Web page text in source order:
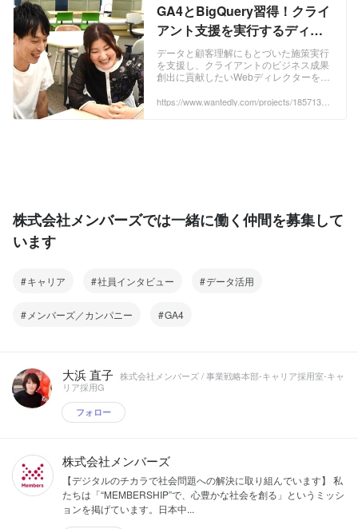
GA4とBigQuery習得！クライ
アント支援を実行するディレ
クター募集 - 株式会社メンバー
ズのWebディレクターの採用 -
Wantedly
データと顧客理解にもとづいた施策実行
を支援し、クライアントのビジネス成果
創出に貢献したいWebディレクターを募
https://www.wantedly.com/projects/1857138?
株式会社メンバーズでは一緒に働く仲間を募集して
います
キャリア 社員インタビュー データ活用
メンバーズ／カンパニー GA4
大浜 直子 株式会社メンバーズ / 事業戦略本部-キャリア採用室-キャ
リア採用G
フォロー
株式会社メンバーズ
【デジタルのチカラで社会問題への解決に取り組んでいます】 私
たちは「“MEMBERSHIP”で、心豊かな社会を創る」というミッシ
ョンを掲げています。日本中...